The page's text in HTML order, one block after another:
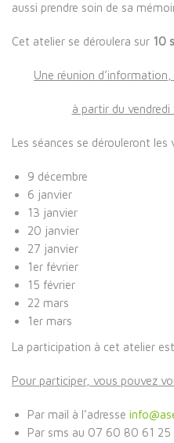
aussi prendre soin de sa
Cet atelier se déroulera sur 10
Une réunion
à partir du
Les séances se dérouleront les
9 décembre
6 janvier
13 janvier
20 janvier
27 janvier
1er février
15 février
22 mars
1er mars
La participation à cet atelier est
Pour participer, vous pouvez
Par mail à l’adresse
Par sms au 07 60 80 61 25